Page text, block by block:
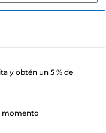
y obtén un 5 % de
momento